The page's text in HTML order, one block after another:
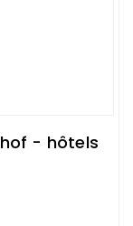
- hôtels